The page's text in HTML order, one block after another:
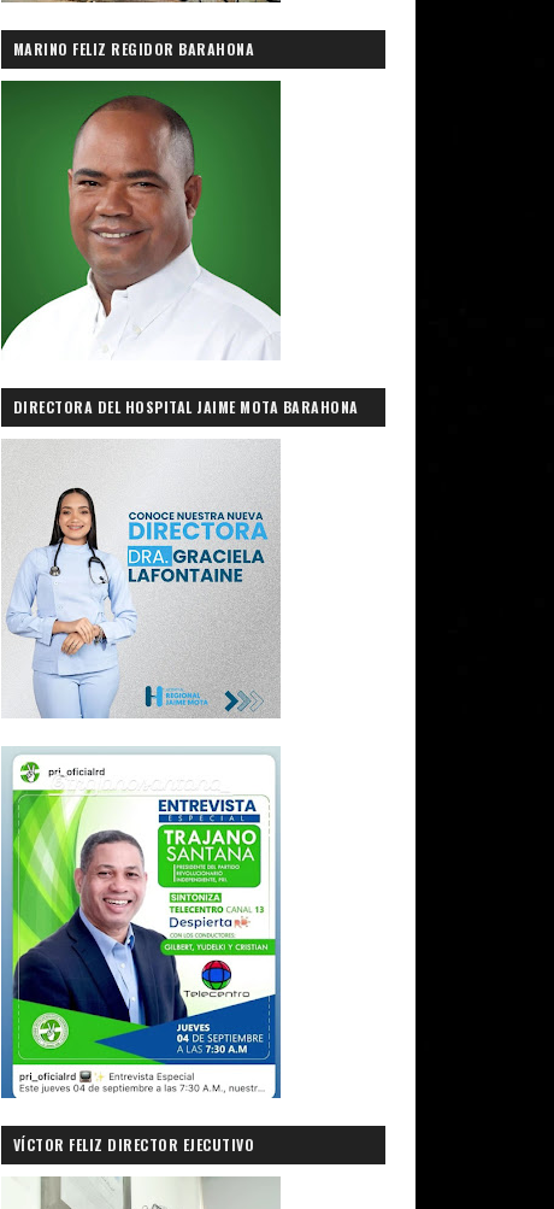
MARINO FELIZ REGIDOR BARAHONA
DIRECTORA DEL HOSPITAL JAIME MOTA BARAHONA
VÍCTOR FELIZ DIRECTOR EJECUTIVO
PRIMICIASDELSUR.COM